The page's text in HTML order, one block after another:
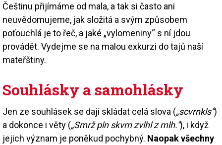
Češtinu přijímáme od mala, a tak si často ani
neuvědomujeme, jak složitá a svým způsobem
poťouchlá je to řeč, a jaké „vylomeniny“ s ní jdou
provádět. Vydejme se na malou exkurzi do tajů naší
mateřštiny.
Souhlásky a samohlásky
Jen ze souhlásek se dají skládat celá slova („scvrnkls“)
a dokonce i věty („Smrž pln skvrn zvlhl z mlh.“), i když
jejich význam je poněkud pochybný. Naopak všechny